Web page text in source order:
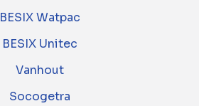
BESIX Watpac
BESIX Unitec
Vanhout
Socogetra